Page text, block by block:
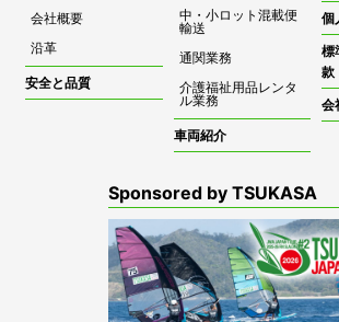
会社概要
沿革
安全と品質
中・小ロット混載便
輸送
通関業務
介護福祉用品レンタ
ル業務
車両紹介
個
標
款
会
Sponsored by TSUKASA